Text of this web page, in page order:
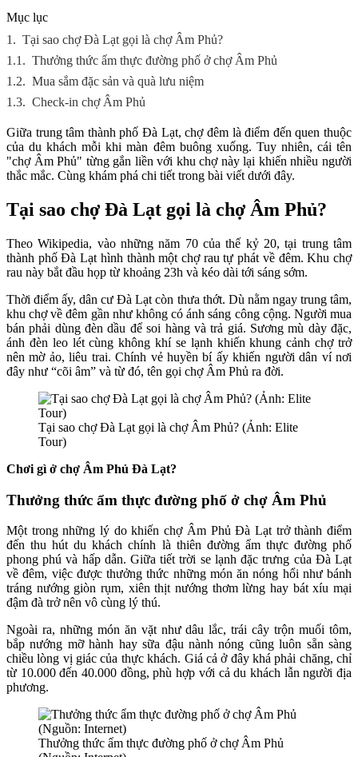
Mục lục
1. Tại sao chợ Đà Lạt gọi là chợ Âm Phủ?
1.1. Thưởng thức ẩm thực đường phố ở chợ Âm Phủ
1.2. Mua sắm đặc sản và quà lưu niệm
1.3. Check-in chợ Âm Phủ
Giữa trung tâm thành phố Đà Lạt, chợ đêm là điểm đến quen thuộc
của du khách mỗi khi màn đêm buông xuống. Tuy nhiên, cái tên
"chợ Âm Phủ" từng gắn liền với khu chợ này lại khiến nhiều người
thắc mắc. Cùng khám phá chi tiết trong bài viết dưới đây.
Tại sao chợ Đà Lạt gọi là chợ Âm Phủ?
Theo Wikipedia, vào những năm 70 của thế kỷ 20, tại trung tâm
thành phố Đà Lạt hình thành một chợ rau tự phát về đêm. Khu chợ
rau này bắt đầu họp từ khoảng 23h và kéo dài tới sáng sớm.
Thời điểm ấy, dân cư Đà Lạt còn thưa thớt. Dù nằm ngay trung tâm,
khu chợ về đêm gần như không có ánh sáng công cộng. Người mua
bán phải dùng đèn dầu để soi hàng và trả giá. Sương mù dày đặc,
ánh đèn leo lét cùng không khí se lạnh khiến khung cảnh chợ trở
nên mờ ảo, liêu trai. Chính vẻ huyền bí ấy khiến người dân ví nơi
đây như “cõi âm” và từ đó, tên gọi chợ Âm Phủ ra đời.
Tại sao chợ Đà Lạt gọi là chợ Âm Phủ? (Ảnh: Elite
Tour)
Chơi gì ở chợ Âm Phủ Đà Lạt?
Thưởng thức ẩm thực đường phố ở chợ Âm Phủ
Một trong những lý do khiến chợ Âm Phủ Đà Lạt trở thành điểm
đến thu hút du khách chính là thiên đường ẩm thực đường phố
phong phú và hấp dẫn. Giữa tiết trời se lạnh đặc trưng của Đà Lạt
về đêm, việc được thưởng thức những món ăn nóng hổi như bánh
tráng nướng giòn rụm, xiên thịt nướng thơm lừng hay bát xíu mại
đậm đà trở nên vô cùng lý thú.
Ngoài ra, những món ăn vặt như dâu lắc, trái cây trộn muối tôm,
bắp nướng mỡ hành hay sữa đậu nành nóng cũng luôn sẵn sàng
chiều lòng vị giác của thực khách. Giá cả ở đây khá phải chăng, chỉ
từ 10.000 đến 40.000 đồng, phù hợp với cả du khách lẫn người địa
phương.
Thưởng thức ẩm thực đường phố ở chợ Âm Phủ